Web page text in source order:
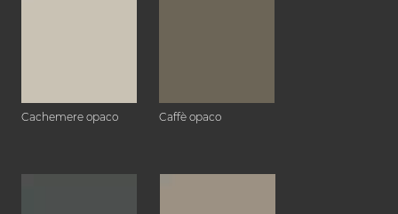
Cachemere opaco Caffè opaco